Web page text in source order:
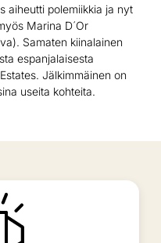
aiheutti polemiikkia ja nyt
Marina D´Or
Samaten kiinalainen
espanjalaisesta
Jälkimmäinen on
useita kohteita.